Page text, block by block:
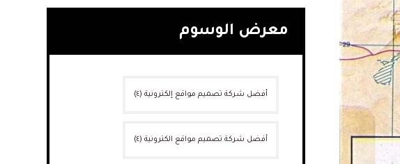
معرض الوسوم
أفضل شركة تصميم مواقع إلكترونية(٤)
أفضل شركة تصميم مواقع الكترونية(٤)